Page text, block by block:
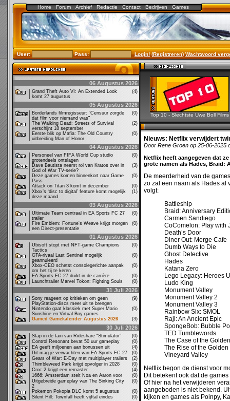
Home Forum Archief Redactie Contact Bedrijven Games
User: Pass: Login!(Registreren)Wachtwoord
06 Augustus 2026
Grand Theft Auto VI: An Extended Look
komt 27 augustus
(4)
05 Augustus 2026
Borderlands filmregisseur: "Censuur zorgde
dat film voor niemand was"
(0)
The Walking Dead: Streets of Survival
verschijnt 18 september
(2)
Eerste blik op Mafia: The Old Country
uitbreiding Man of Honor
(0)
04 Augustus 2026
Personeel van FIFA World Cup studio
grotendeels ontslagen
(0)
Dave Bautista neemt rol van Kratos over in
God of War TV-serie?
(3)
Deze games komen binnenkort naar Game
Pass
(0)
Attack on Titan 3 komt in december
(0)
Xbox’s ‘disc to digital’ feature komt mogelijk
deze maand
(1)
03 Augustus 2026
Ultimate Team centraal in EA Sports FC 27
trailer
(0)
Fire Emblem: Fortune's Weave krijgt morgen
een Direct-presentatie
(0)
01 Augustus 2026
Ubisoft stopt met NFT-game Champions
Tactics
(0)
GTA-rivaal Last Sentinel mogelijk
geannuleerd
(0)
Xbox-CEO schetst consolegerichte aanpak
om het tij te keren
(0)
EA Sports FC 27 duikt in de carrière
(0)
Launchtrailer Marvel Tokon: Fighting Souls
(0)
31 Juli 2026
Sony reageert op kritieken om geen
PlayStation-discs meer uit te brengen
(9)
Nintendo gaat klassiek met Super Mario
Sunshine en Virtual Boy games
(0)
Gamed Gamekalender Augustus 2026
(3)
30 Juli 2026
Stap in de taxi van Rideshare “Stimulator”
(0)
Control Resonant bevat 50 uur gameplay
(0)
EA geeft miljoenen aan bonussen uit
(4)
Dit mag je verwachten van EA Sports FC 27
(0)
Gears of War: E-Day met multiplayer trailers
(2)
Thimbleweed Park krijgt opvolger in 2028
(0)
Croc 2 krijgt een remaster
(4)
1666: Amsterdam stelt Noa en Aaron voor
(0)
Uitgebreide gameplay van The Sinking City
2
(0)
Pokemon Pokopia DLC komt 5 augustus
(0)
Silent Hill: Townfall heeft vijftal eindes
(0)
Top 10 - Slechtste Uwe Boll Films
Nieuws: Netflix verwijdert
Door Rene Groen op 25-06-2025
Netflix heeft aangegeven dat
grote namen als Hades, Braid:
De meerderheid van de
zo zal een naam als Hades al
volgt:
Battleship
Braid: Anniversary
Carmen Sandiego
CoComelon: Play with
Death’s Door
Diner Out: Merge Cafe
Dumb Ways to Die
Ghost Detective
Hades
Katana Zero
Lego Legacy: Heroes
Ludo King
Monument Valley
Monument Valley 2
Monument Valley 3
Rainbow Six: SMOL
Raji: An Ancient Epic
SpongeBob: Bubble
TED Tumblewords
The Case of the
The Rise of the Golden
Vineyard Valley
Netflix begon de dienst voor
Dit betekent ook dat de
Of hier na het verwijderen
aangeboden is niet bekend.
kijken en games als Poinpy,